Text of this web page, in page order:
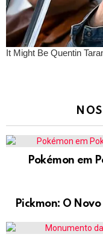
Pokémon em
Pickmon: O